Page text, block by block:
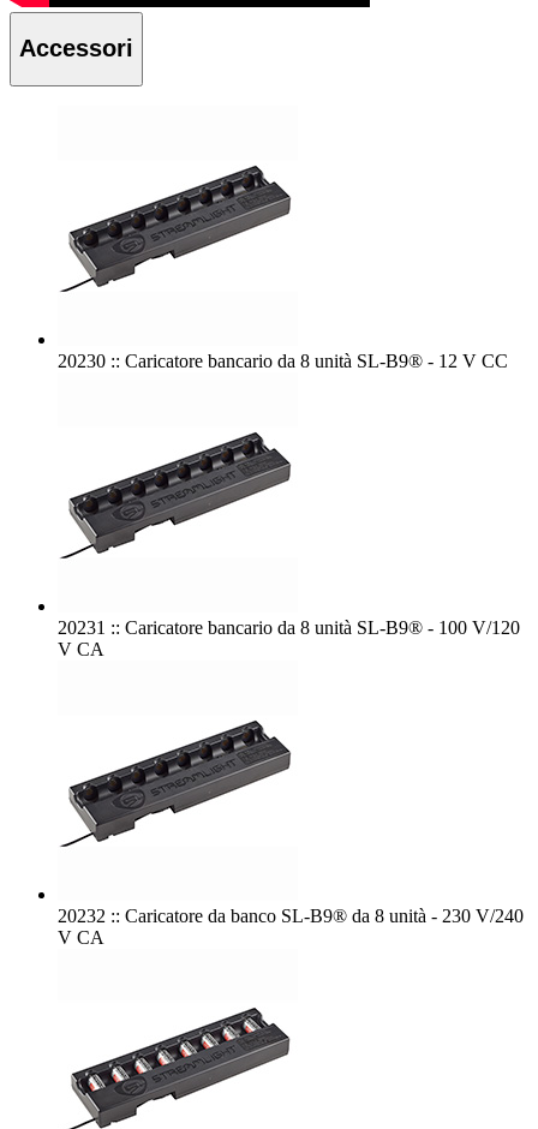
Accessori
20230 :: Caricatore bancario da 8 unità SL-B9® - 12 V CC
20231 :: Caricatore bancario da 8 unità SL-B9® - 100 V/120
V CA
20232 :: Caricatore da banco SL-B9® da 8 unità - 230 V/240
V CA